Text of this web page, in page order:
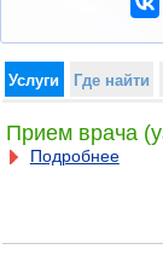
Услуги Где найти
Прием врача
Подробнее